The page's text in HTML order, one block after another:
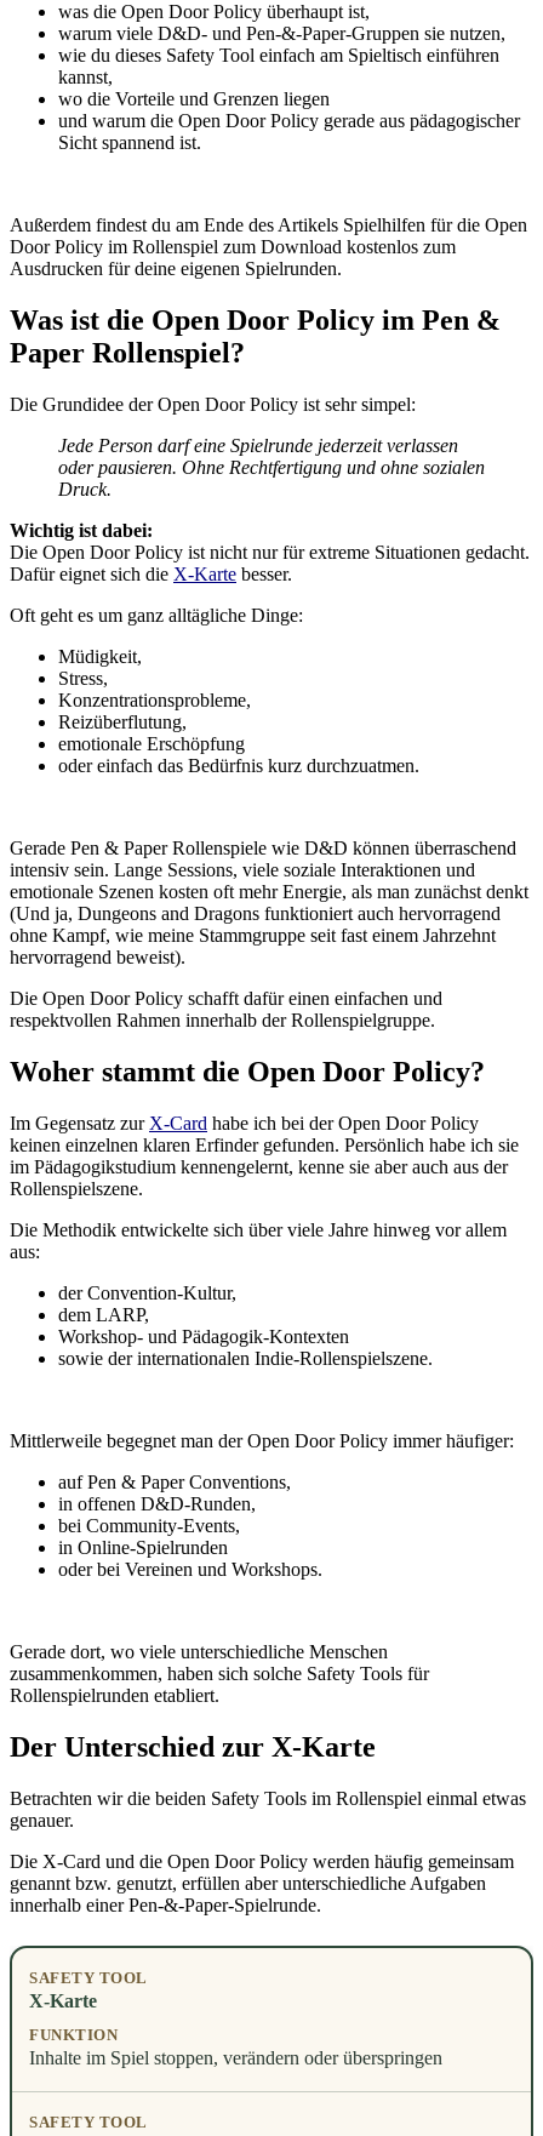
was die Open Door Policy überhaupt ist,
warum viele D&D- und Pen-&-Paper-Gruppen sie nutzen,
wie du dieses Safety Tool einfach am Spieltisch einführen
kannst,
wo die Vorteile und Grenzen liegen
und warum die Open Door Policy gerade aus pädagogischer
Sicht spannend ist.
Außerdem findest du am Ende des Artikels Spielhilfen für die Open
Door Policy im Rollenspiel zum Download kostenlos zum
Ausdrucken für deine eigenen Spielrunden.
Was ist die Open Door Policy im Pen &
Paper Rollenspiel?
Die Grundidee der Open Door Policy ist sehr simpel:
Jede Person darf eine Spielrunde jederzeit verlassen
oder pausieren. Ohne Rechtfertigung und ohne sozialen
Druck.
Wichtig ist dabei:
Die Open Door Policy ist nicht nur für extreme Situationen gedacht.
Dafür eignet sich die X-Karte besser.
Oft geht es um ganz alltägliche Dinge:
Müdigkeit,
Stress,
Konzentrationsprobleme,
Reizüberflutung,
emotionale Erschöpfung
oder einfach das Bedürfnis kurz durchzuatmen.
Gerade Pen & Paper Rollenspiele wie D&D können überraschend
intensiv sein. Lange Sessions, viele soziale Interaktionen und
emotionale Szenen kosten oft mehr Energie, als man zunächst denkt
(Und ja, Dungeons and Dragons funktioniert auch hervorragend
ohne Kampf, wie meine Stammgruppe seit fast einem Jahrzehnt
hervorragend beweist).
Die Open Door Policy schafft dafür einen einfachen und
respektvollen Rahmen innerhalb der Rollenspielgruppe.
Woher stammt die Open Door Policy?
Im Gegensatz zur X-Card habe ich bei der Open Door Policy
keinen einzelnen klaren Erfinder gefunden. Persönlich habe ich sie
im Pädagogikstudium kennengelernt, kenne sie aber auch aus der
Rollenspielszene.
Die Methodik entwickelte sich über viele Jahre hinweg vor allem
aus:
der Convention-Kultur,
dem LARP,
Workshop- und Pädagogik-Kontexten
sowie der internationalen Indie-Rollenspielszene.
Mittlerweile begegnet man der Open Door Policy immer häufiger:
auf Pen & Paper Conventions,
in offenen D&D-Runden,
bei Community-Events,
in Online-Spielrunden
oder bei Vereinen und Workshops.
Gerade dort, wo viele unterschiedliche Menschen
zusammenkommen, haben sich solche Safety Tools für
Rollenspielrunden etabliert.
Der Unterschied zur X-Karte
Betrachten wir die beiden Safety Tools im Rollenspiel einmal etwas
genauer.
Die X-Card und die Open Door Policy werden häufig gemeinsam
genannt bzw. genutzt, erfüllen aber unterschiedliche Aufgaben
innerhalb einer Pen-&-Paper-Spielrunde.
X-Karte
Inhalte im Spiel stoppen, verändern oder überspringen